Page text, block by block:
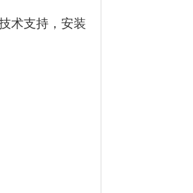
术支持，安装